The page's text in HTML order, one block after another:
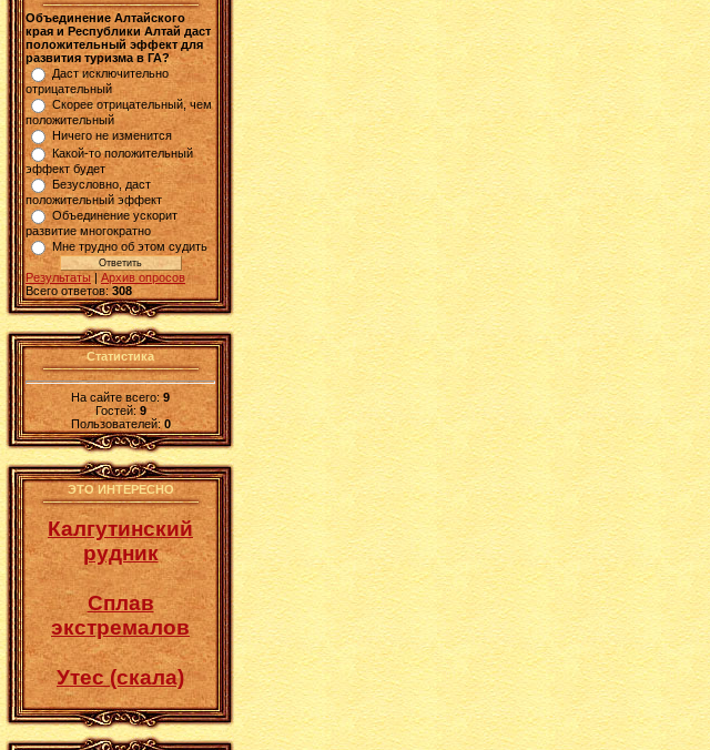
Объединение Алтайского
края и Республики Алтай даст
положительный эффект для
развития туризма в ГА?
Даст исключительно
отрицательный
Скорее отрицательный, чем
положительный
Ничего не изменится
Какой-то положительный
эффект будет
Безусловно, даст
положительный эффект
Объединение ускорит
развитие многократно
Мне трудно об этом судить
Результаты| Архив опросов
Всего ответов: 308
Статистика
На сайте всего:9
Гостей:9
Пользователей: 0
ЭТО ИНТЕРЕСНО
Калгутинский
рудник
Сплав
экстремалов
Утес (скала)